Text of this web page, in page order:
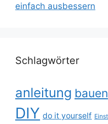
einfach ausbessern
Schlagwörter
anleitung bauen
DIY do it yourself